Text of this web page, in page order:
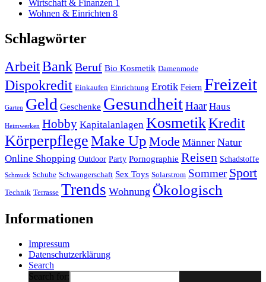
Wirtschaft & Finanzen 1
Wohnen & Einrichten 8
Schlagwörter
ArbeitBankBeruf Bio Kosmetik Damenmode
Dispokredit Einkaufen Einrichtung Erotik Feiern Freizeit
Garten Geld Geschenke GesundheitHaar Haus
Heimwerken Hobby Kapitalanlagen KosmetikKredit
KörperpflegeMake Up Mode Männer Natur
Online Shopping Outdoor Party Pornographie Reisen Schadstoffe
Schmuck Schuhe Schwangerschaft Sex Toys Solarstrom Sommer Sport
Technik Terrasse Trends Wohnung Ökologisch
Informationen
Impressum
Datenschutzerklärung
Search
Search for: